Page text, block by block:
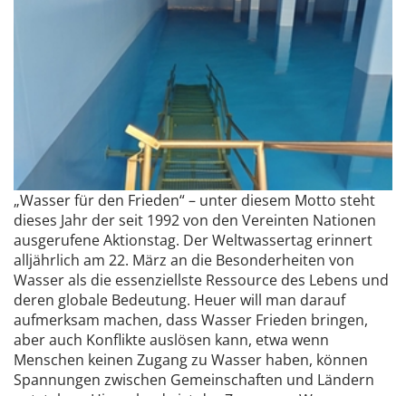
„Wasser für den Frieden“ – unter diesem Motto steht
dieses Jahr der seit 1992 von den Vereinten Nationen
ausgerufene Aktionstag. Der Weltwassertag erinnert
alljährlich am 22. März an die Besonderheiten von
Wasser als die essenziellste Ressource des Lebens und
deren globale Bedeutung. Heuer will man darauf
aufmerksam machen, dass Wasser Frieden bringen,
aber auch Konflikte auslösen kann, etwa wenn
Menschen keinen Zugang zu Wasser haben, können
Spannungen zwischen Gemeinschaften und Ländern